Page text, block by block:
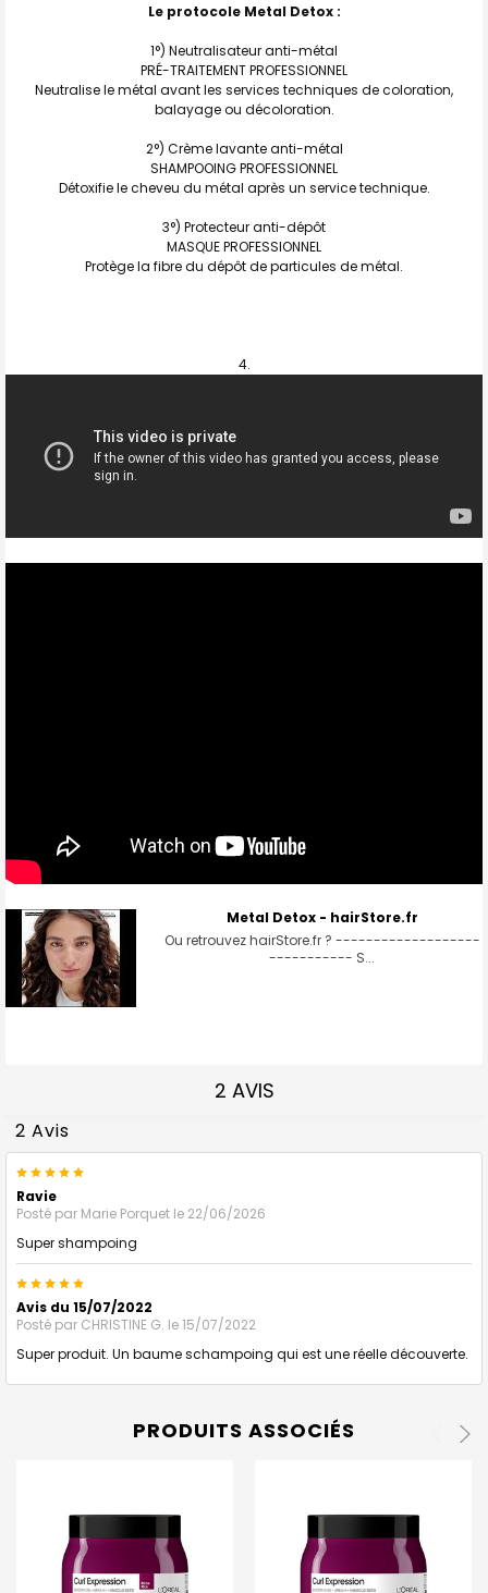
Le protocole Metal Detox :
1°) Neutralisateur anti-métal
PRÉ-TRAITEMENT PROFESSIONNEL
Neutralise le métal avant les services techniques de coloration,
balayage ou décoloration.
2°) Crème lavante anti-métal
SHAMPOOING PROFESSIONNEL
Détoxifie le cheveu du métal après un service technique.
3°) Protecteur anti-dépôt
MASQUE PROFESSIONNEL
Protège la fibre du dépôt de particules de métal.
Metal Detox - hairStore.fr
Ou retrouvez hairStore.fr ? -------------------
----------- S...
2 AVIS
2 Avis
5
Ravie
Posté par Marie Porquet le 22/06/2026
Super shampoing
5
Avis du 15/07/2022
Posté par CHRISTINE G. le 15/07/2022
Super produit. Un baume schampoing qui est une réelle découverte.
PRODUITS ASSOCIÉS